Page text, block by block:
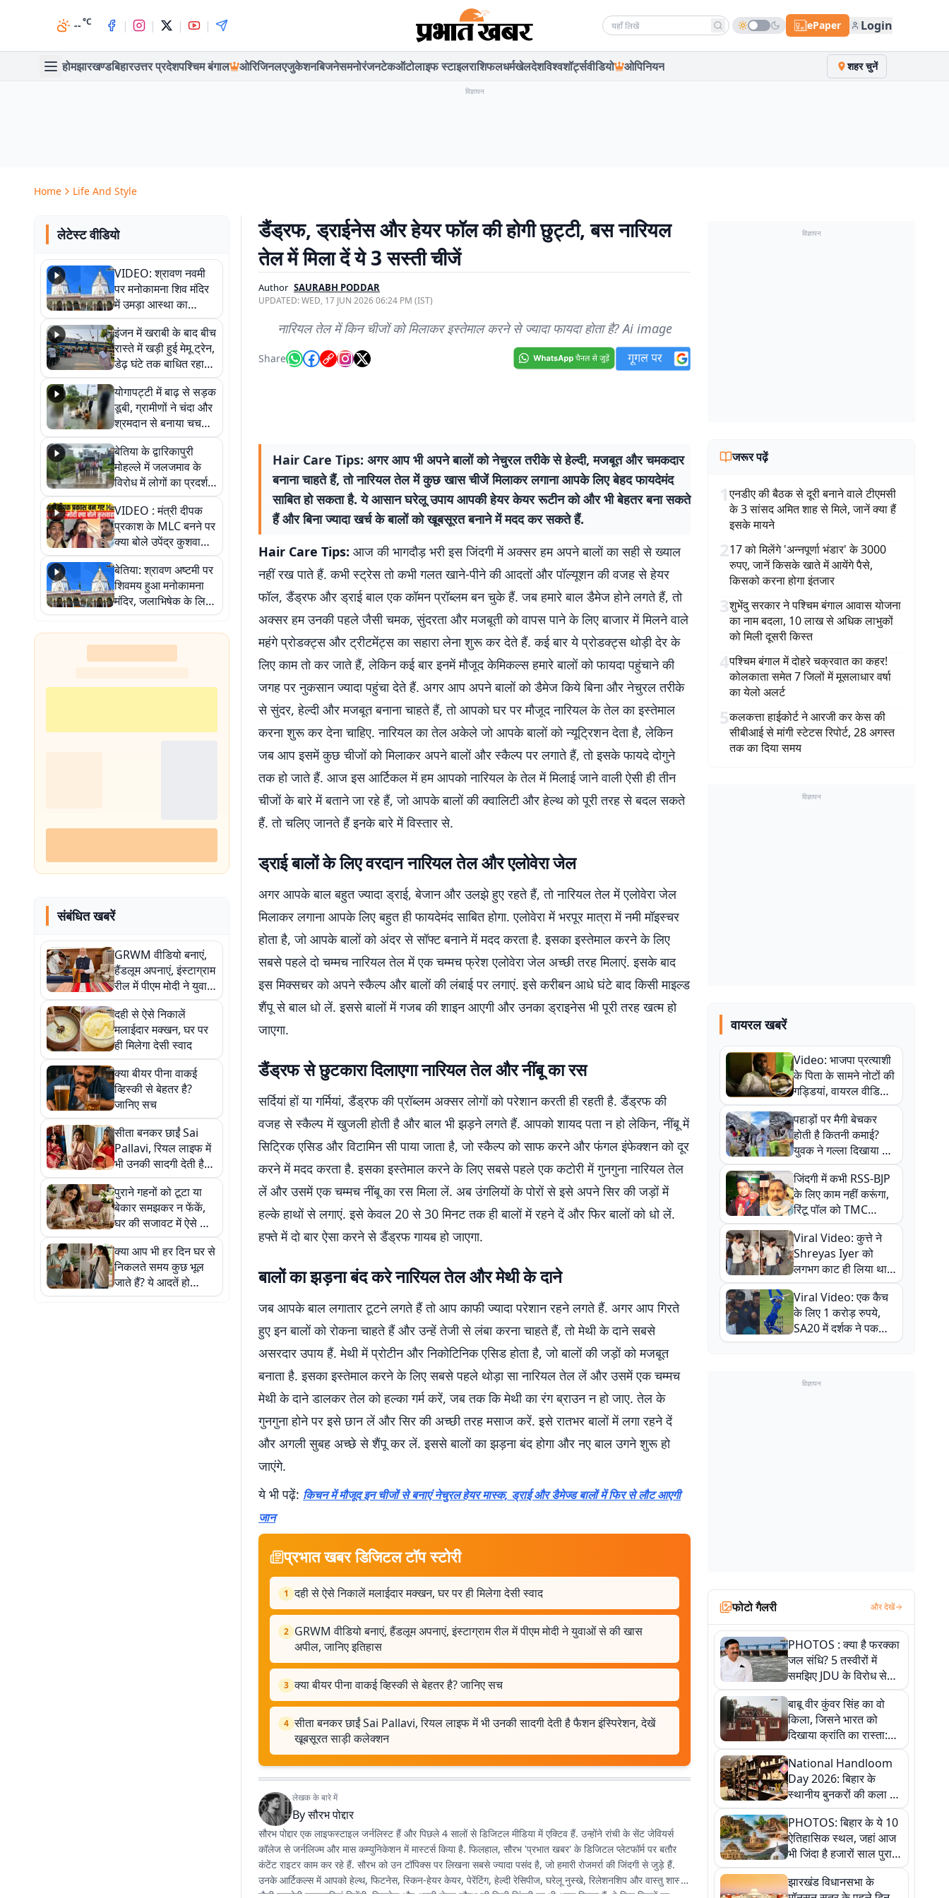
--°C | | | | Search news ePaper Login
होमझारखण्डबिहारउत्तर प्रदेशपश्चिम बंगाल ओरिजिनलएजुकेशनबिजनेसमनोरंजनटेकऑटोलाइफ स्टाइलराशिफलधर्मखेलदेशविश्वशॉर्ट्सवीडियो ओपिनियन शहर चुनें
विज्ञापन
Home Life And Style
लेटेस्ट वीडियो
VIDEO: श्रावण नवमी
पर मनोकामना शिव मंदिर
में उमड़ा आस्था का
सैलाब, हर-हर महादेव के
जयघोष से गूंजा परिसर
इंजन में खराबी के बाद बीच
रास्ते में खड़ी हुई मेमू ट्रेन,
डेढ़ घंटे तक बाधित रहा
आवागमन
योगापट्टी में बाढ़ से सड़क
डूबी, ग्रामीणों ने चंदा और
श्रमदान से बनाया चचरी
पुल
बेतिया के द्वारिकापुरी
मोहल्ले में जलजमाव के
विरोध में लोगों का प्रदर्शन,
स्थायी समाधान की मांग
VIDEO : मंत्री दीपक
प्रकाश के MLC बनने पर
क्या बोले उपेंद्र कुशवाहा,
सुनिए
बेतिया: श्रावण अष्टमी पर
शिवमय हुआ मनोकामना
मंदिर, जलाभिषेक के लिए
लगी लंबी कतारें
संबंधित खबरें
GRWM वीडियो बनाएं,
हैंडलूम अपनाएं, इंस्टाग्राम
रील में पीएम मोदी ने युवाओं
से की खास अपील, जानिए
इतिहास
दही से ऐसे निकालें
मलाईदार मक्खन, घर पर
ही मिलेगा देसी स्वाद
क्या बीयर पीना वाकई
व्हिस्की से बेहतर है?
जानिए सच
सीता बनकर छाईं Sai
Pallavi, रियल लाइफ में
भी उनकी सादगी देती है
फैशन इंस्पिरेशन, देखें
खूबसूरत साड़ी कलेक्शन
पुराने गहनों को टूटा या
बेकार समझकर न फेंकें,
घर की सजावट में ऐसे करें
इस्तेमाल
क्या आप भी हर दिन घर से
निकलते समय कुछ भूल
जाते हैं? ये आदतें हो
सकती हैं इसकी वजह
डैंड्रफ, ड्राईनेस और हेयर फॉल की होगी छुट्टी, बस नारियल
तेल में मिला दें ये 3 सस्ती चीजें
Author SAURABH PODDAR
UPDATED:WED, 17 JUN 2026 06:24 PM (IST)
नारियल तेल में किन चीजों को मिलाकर इस्तेमाल करने से ज्यादा फायदा होता है? Ai image
Share
Hair Care Tips: अगर आप भी अपने बालों को नेचुरल तरीके से हेल्दी, मजबूत और चमकदार
बनाना चाहते हैं, तो नारियल तेल में कुछ खास चीजें मिलाकर लगाना आपके लिए बेहद फायदेमंद
साबित हो सकता है. ये आसान घरेलू उपाय आपकी हेयर केयर रूटीन को और भी बेहतर बना सकते
हैं और बिना ज्यादा खर्च के बालों को खूबसूरत बनाने में मदद कर सकते हैं.
Hair Care Tips: आज की भागदौड़ भरी इस जिंदगी में अक्सर हम अपने बालों का सही से ख्याल
नहीं रख पाते हैं. कभी स्ट्रेस तो कभी गलत खाने-पीने की आदतों और पॉल्यूशन की वजह से हेयर
फॉल, डैंड्रफ और ड्राई बाल एक कॉमन प्रॉब्लम बन चुके हैं. जब हमारे बाल डैमेज होने लगते हैं, तो
अक्सर हम उनकी पहले जैसी चमक, सुंदरता और मजबूती को वापस पाने के लिए बाजार में मिलने वाले
महंगे प्रोडक्ट्स और ट्रीटमेंट्स का सहारा लेना शुरू कर देते हैं. कई बार ये प्रोडक्ट्स थोड़ी देर के
लिए काम तो कर जाते हैं, लेकिन कई बार इनमें मौजूद केमिकल्स हमारे बालों को फायदा पहुंचाने की
जगह पर नुकसान ज्यादा पहुंचा देते हैं. अगर आप अपने बालों को डैमेज किये बिना और नेचुरल तरीके
से सुंदर, हेल्दी और मजबूत बनाना चाहते हैं, तो आपको घर पर मौजूद नारियल के तेल का इस्तेमाल
करना शुरू कर देना चाहिए. नारियल का तेल अकेले जो आपके बालों को न्यूट्रिशन देता है, लेकिन
जब आप इसमें कुछ चीजों को मिलाकर अपने बालों और स्कैल्प पर लगाते हैं, तो इसके फायदे दोगुने
तक हो जाते हैं. आज इस आर्टिकल में हम आपको नारियल के तेल में मिलाई जाने वाली ऐसी ही तीन
चीजों के बारे में बताने जा रहे हैं, जो आपके बालों की क्वालिटी और हेल्थ को पूरी तरह से बदल सकते
हैं. तो चलिए जानते हैं इनके बारे में विस्तार से.
ड्राई बालों के लिए वरदान नारियल तेल और एलोवेरा जेल
अगर आपके बाल बहुत ज्यादा ड्राई, बेजान और उलझे हुए रहते हैं, तो नारियल तेल में एलोवेरा जेल
मिलाकर लगाना आपके लिए बहुत ही फायदेमंद साबित होगा. एलोवेरा में भरपूर मात्रा में नमी मॉइस्चर
होता है, जो आपके बालों को अंदर से सॉफ्ट बनाने में मदद करता है. इसका इस्तेमाल करने के लिए
सबसे पहले दो चम्मच नारियल तेल में एक चम्मच फ्रेश एलोवेरा जेल अच्छी तरह मिलाएं. इसके बाद
इस मिक्सचर को अपने स्कैल्प और बालों की लंबाई पर लगाएं. इसे करीबन आधे घंटे बाद किसी माइल्ड
शैंपू से बाल धो लें. इससे बालों में गजब की शाइन आएगी और उनका ड्राइनेस भी पूरी तरह खत्म हो
जाएगा.
डैंड्रफ से छुटकारा दिलाएगा नारियल तेल और नींबू का रस
सर्दियां हों या गर्मियां, डैंड्रफ की प्रॉब्लम अक्सर लोगों को परेशान करती ही रहती है. डैंड्रफ की
वजह से स्कैल्प में खुजली होती है और बाल भी झड़ने लगते हैं. आपको शायद पता न हो लेकिन, नींबू में
सिट्रिक एसिड और विटामिन सी पाया जाता है, जो स्कैल्प को साफ करने और फंगल इंफेक्शन को दूर
करने में मदद करता है. इसका इस्तेमाल करने के लिए सबसे पहले एक कटोरी में गुनगुना नारियल तेल
लें और उसमें एक चम्मच नींबू का रस मिला लें. अब उंगलियों के पोरों से इसे अपने सिर की जड़ों में
हल्के हाथों से लगाएं. इसे केवल 20 से 30 मिनट तक ही बालों में रहने दें और फिर बालों को धो लें.
हफ्ते में दो बार ऐसा करने से डैंड्रफ गायब हो जाएगा.
बालों का झड़ना बंद करे नारियल तेल और मेथी के दाने
जब आपके बाल लगातार टूटने लगते हैं तो आप काफी ज्यादा परेशान रहने लगते हैं. अगर आप गिरते
हुए इन बालों को रोकना चाहते हैं और उन्हें तेजी से लंबा करना चाहते हैं, तो मेथी के दाने सबसे
असरदार उपाय हैं. मेथी में प्रोटीन और निकोटिनिक एसिड होता है, जो बालों की जड़ों को मजबूत
बनाता है. इसका इस्तेमाल करने के लिए सबसे पहले थोड़ा सा नारियल तेल लें और उसमें एक चम्मच
मेथी के दाने डालकर तेल को हल्का गर्म करें, जब तक कि मेथी का रंग ब्राउन न हो जाए. तेल के
गुनगुना होने पर इसे छान लें और सिर की अच्छी तरह मसाज करें. इसे रातभर बालों में लगा रहने दें
और अगली सुबह अच्छे से शैंपू कर लें. इससे बालों का झड़ना बंद होगा और नए बाल उगने शुरू हो
जाएंगे.
ये भी पढ़ें: किचन में मौजूद इन चीजों से बनाएं नेचुरल हेयर मास्क, ड्राई और डैमेज्ड बालों में फिर से लौट आएगी
जान
प्रभात खबर डिजिटल टॉप स्टोरी
1 दही से ऐसे निकालें मलाईदार मक्खन, घर पर ही मिलेगा देसी स्वाद
2 GRWM वीडियो बनाएं, हैंडलूम अपनाएं, इंस्टाग्राम रील में पीएम मोदी ने युवाओं से की खास
अपील, जानिए इतिहास
3 क्या बीयर पीना वाकई व्हिस्की से बेहतर है? जानिए सच
4 सीता बनकर छाईं Sai Pallavi, रियल लाइफ में भी उनकी सादगी देती है फैशन इंस्पिरेशन, देखें
खूबसूरत साड़ी कलेक्शन
लेखक के बारे में
Byसौरभ पोद्दार
सौरभ पोद्दार एक लाइफस्टाइल जर्नलिस्ट हैं और पिछले 4 सालों से डिजिटल मीडिया में एक्टिव हैं. उन्होंने रांची के सेंट जेवियर्स
कॉलेज से जर्नलिज्म और मास कम्युनिकेशन में मास्टर्स किया है. फिलहाल, सौरभ 'प्रभात खबर' के डिजिटल प्लेटफॉर्म पर बतौर
कंटेंट राइटर काम कर रहे हैं. सौरभ को उन टॉपिक्स पर लिखना सबसे ज्यादा पसंद है, जो हमारी रोजमर्रा की जिंदगी से जुड़े हैं.
उनके आर्टिकल्स में आपको हेल्थ, फिटनेस, स्किन-हेयर केयर, पेरेंटिंग, हेल्दी रेसिपीज, घरेलू नुस्खे, रिलेशनशिप और वास्तु शास्त्र
विज्ञापन
जरूर पढ़ें
1एनडीए की बैठक से दूरी बनाने वाले टीएमसी
के 3 सांसद अमित शाह से मिले, जानें क्या हैं
इसके मायने
217 को मिलेंगे 'अन्नपूर्णा भंडार' के 3000
रुपए, जानें किसके खाते में आयेंगे पैसे,
किसको करना होगा इंतजार
3शुभेंदु सरकार ने पश्चिम बंगाल आवास योजना
का नाम बदला, 10 लाख से अधिक लाभुकों
को मिली दूसरी किस्त
4पश्चिम बंगाल में दोहरे चक्रवात का कहर!
कोलकाता समेत 7 जिलों में मूसलाधार वर्षा
का येलो अलर्ट
5कलकत्ता हाईकोर्ट ने आरजी कर केस की
सीबीआई से मांगी स्टेटस रिपोर्ट, 28 अगस्त
तक का दिया समय
विज्ञापन
वायरल खबरें
Video: भाजपा प्रत्याशी
के पिता के सामने नोटों की
गड्डियां, वायरल वीडियो
से राजनीति में उबाल,
अजित महतो बोले- TMC
की गंदी चाल
पहाड़ों पर मैगी बेचकर
होती है कितनी कमाई?
युवक ने गल्ला दिखाया तो
नौकरी वालों के खड़े हो गए
कान
जिंदगी में कभी RSS-BJP
के लिए काम नहीं करूंगा,
रिंटू पॉल को TMC
ऑफिस में ले जाकर पीटा,
Video वायरल
Viral Video: कुत्ते ने
Shreyas Iyer को
लगभग काट ही लिया था,
न्यूजीलैंड सीरीज से पहले
बाल-बाल बचे
Viral Video: एक कैच
के लिए 1 करोड़ रुपये,
SA20 में दर्शक ने पकड़ा
एक हाथ से गजब का कैच
विज्ञापन
फोटो गैलरी और देखें
PHOTOS : क्या है फरक्का
जल संधि? 5 तस्वीरों में
समझिए JDU के विरोध से
लेकर बिहार पर असर तक
पूरी कहानी
बाबू वीर कुंवर सिंह का वो
किला, जिसने भारत को
दिखाया क्रांति का रास्ता:
तस्वीरों में देखिए
National Handloom
Day 2026: बिहार के
स्थानीय बुनकरों की कला को
सलाम, तस्वीरों में देखें
हस्तकरघा की समृद्ध परंपरा
PHOTOS: बिहार के ये 10
ऐतिहासिक स्थल, जहां आज
भी जिंदा है हजारों साल पुराना
इतिहास, एक बार जरूर घूमिए
झारखंड विधानसभा के